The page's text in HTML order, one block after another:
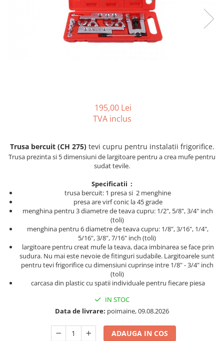
REZISTENTE DIGIVRARE
REZISTENTE SILICONICE
Compresoare Cubigel R134a
Compresoare Cubigel R404a
Compresoare Jiaxipera
VAPORIZATOARE LU-VE
195,00 Lei
TVA inclus
Trusa bercuit (CH 275)tevi cupru pentru instalatii frigorifice.
Trusa prezinta si 5 dimensiuni de largitoare pentru a crea mufe pentru
sudat tevile.
Specificatii :
trusa bercuit: 1 presa si 2 menghine
presa are virf conic la 45 grade
menghina pentru 3 diametre de teava cupru: 1/2", 5/8", 3/4" inch
(toli)
menghina pentru 6 diametre de teava cupru: 1/8", 3/16", 1/4",
5/16", 3/8", 7/16" inch (toli)
largitoare pentru creat mufe la teava, daca imbinarea se face prin
sudura. Nu mai este nevoie de fitinguri sudabile. Largitoarele sunt
pentru tevi frigorifice cu dimensiuni cuprinse intre 1/8" - 3/4" inch
(toli)
carcasa din plastic cu spatii individuale pentru fiecare piesa
IN STOC
Data de livrare: poimaine, 09.08.2026
ADAUGA IN COS